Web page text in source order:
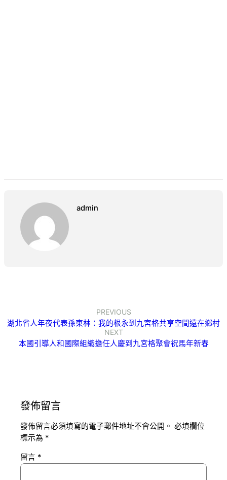
admin
PREVIOUS
湖北省人年夜代表孫東林：我的根永到九宮格共享空間遠在鄉村
NEXT
本國引導人和國際組織擔任人慶到九宮格聚會祝馬年新春
發佈留言
發佈留言必須填寫的電子郵件地址不會公開。 必填欄位
標示為 *
留言 *